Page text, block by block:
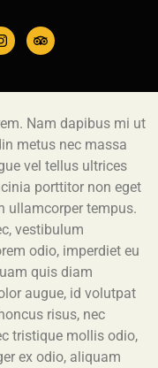
Nam dapibus mi ut
metus nec massa
vel tellus ultrices
porttitor non eget
ullamcorper tempus.
vestibulum
odio, imperdiet eu
quis diam
augue, id volutpat
risus, nec
tristique mollis odio,
ex odio, aliquam